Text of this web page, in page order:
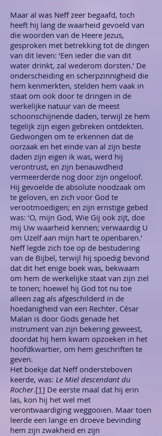
Maar al was Neff zeer begaafd, toch
heeft hij lang de waarheid gevoeld van
die woorden van de Heere Jezus,
gesproken met betrekking tot de dingen
van dit leven: ‘Een ieder die van dit
water drinkt, zal wederom dorsten.’ De
onderscheiding en scherpzinnigheid die
hem kenmerkten, stelden hem vaak in
staat om ook door te dringen in de
werkelijke natuur van de meest
schoonschijnende daden, terwijl ze hem
tegelijk zijn eigen gebreken ontdekten.
Gedwongen om te erkennen dat de
oorzaak en het einde van al zijn beste
daden zijn eigen ik was, werd hij
verontrust, en zijn benauwdheid
vermeerderde nog door zijn ongeloof.
Hij gevoelde de absolute noodzaak om
te geloven, en zich voor God te
verootmoedigen; en zijn ernstige gebed
was: ‘O, mijn God, Wie Gij ook zijt, doe
mij Uw waarheid kennen; verwaardig U
om Uzelf aan mijn hart te openbaren.’
Neff legde zich toe op de bestudering
van de Bijbel, terwijl hij spoedig bevond
dat dit het enige boek was, bekwaam
om hem de werkelijke staat van zijn ziel
te tonen; hoewel hij God tot nu toe
alleen zag als afgeschilderd in de
hoedanigheid van een Rechter. César
Malan is door Gods genade het
instrument van zijn bekering geweest,
doordat hij hem kwam opzoeken in het
hoofdkwartier, om hem geschriften te
geven.
Het boekje dat Neff ondersteboven
keerde, was: Le Miel descendant du
Rocher.[1] De eerste maal dat hij erin
las, kon hij het wel met
verontwaardiging weggooien. Maar toen
leerde een lange en droeve bevinding
hem zijn zwakheid en zijn